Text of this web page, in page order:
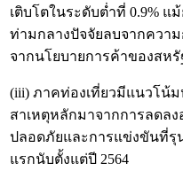
เติบโตในระดับต่ำที่ 0.9%
ท่ามกลางปัจจัยลบจากควา
จากนโยบายการค้าของสหรั
(iii) ภาคท่องเที่ยวมีแนวโน้ม
สาเหตุหลักมาจากการลดลง
ปลอดภัยและการแข่งขันที่รุ
แรกนับตั้งแต่ปี 2564